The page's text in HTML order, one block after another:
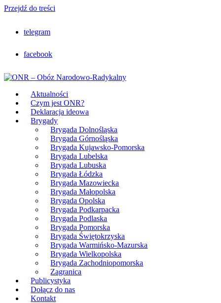
Przejdź do treści
telegram
facebook
Aktualności
Czym jest ONR?
Deklaracja ideowa
Brygady
Brygada Dolnośląska
Brygada Górnośląska
Brygada Kujawsko-Pomorska
Brygada Lubelska
Brygada Lubuska
Brygada Łódzka
Brygada Mazowiecka
Brygada Małopolska
Brygada Opolska
Brygada Podkarpacka
Brygada Podlaska
Brygada Pomorska
Brygada Świętokrzyska
Brygada Warmińsko-Mazurska
Brygada Wielkopolska
Brygada Zachodniopomorska
Zagranica
Publicystyka
Dołącz do nas
Kontakt